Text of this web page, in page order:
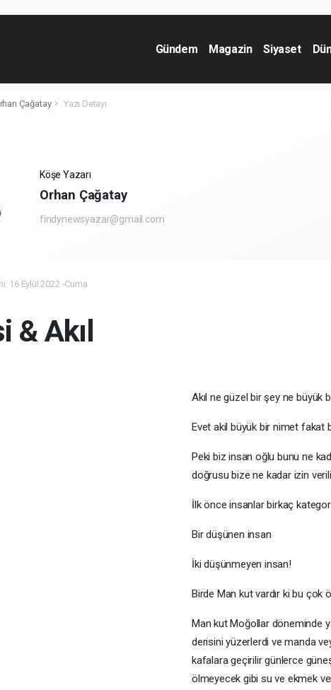
Gündem Magazin Siyaset
Çağatay Yazı Detayı
Köşe Yazarı
Orhan Çağatay
findynewsyazar@gmail.com
16 Eylül 2022 -Cuma
& Akıl
Akıl ne güzel bir şey ne büyük
Evet akil büyük bir nimet fakat
Peki biz insan oğlu bunu ne
doğrusu bize ne kadar izin
İlk önce insanlar birkaç
Bir düşünen insan
İki düşünmeyen insan!
Birde Man kut vardır ki bu çok
Man kut Moğollar döneminde
derisini yüzerlerdi ve manda
kafalara geçirilir günlerce güneş
ölmeyecek gibi su ve ekmek